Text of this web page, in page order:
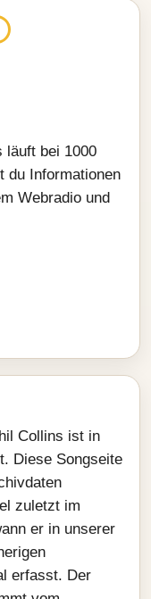
läuft bei 1000
du Informationen
Webradio und
Collins ist in
Diese Songseite
zuletzt im
er in unserer
erfasst. Der